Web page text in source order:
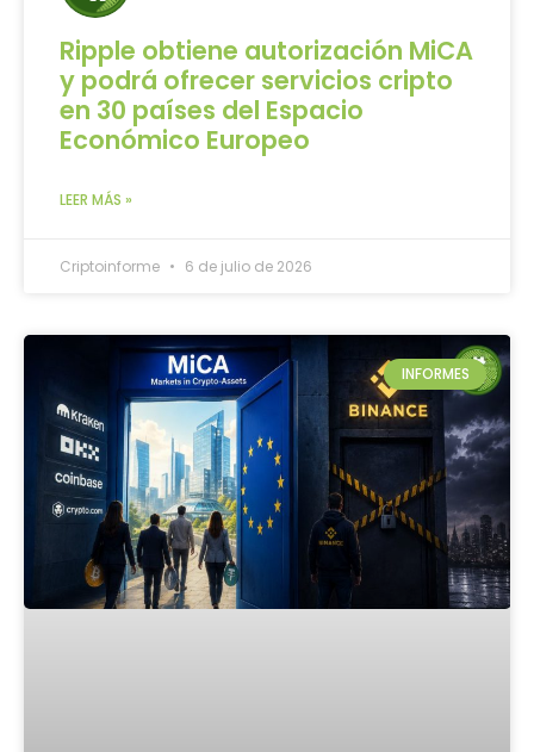
Ripple obtiene autorización MiCA
y podrá ofrecer servicios cripto
en 30 países del Espacio
Económico Europeo
LEER MÁS »
Criptoinforme 6 de julio de 2026
INFORMES